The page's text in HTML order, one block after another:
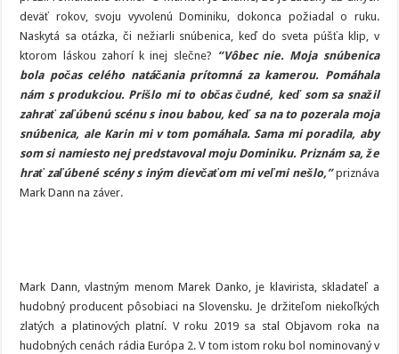
deväť rokov, svoju vyvolenú Dominiku, dokonca požiadal o ruku.
Naskytá sa otázka, či nežiarli snúbenica, keď do sveta púšťa klip, v
ktorom láskou zahorí k inej slečne? “Vôbec nie. Moja snúbenica
bola počas celého natáčania prítomná za kamerou. Pomáhala
nám s produkciou. Prišlo mi to občas čudné, keď som sa snažil
zahrať zaľúbenú scénu s inou babou, keď sa na to pozerala moja
snúbenica, ale Karin mi v tom pomáhala. Sama mi poradila, aby
som si namiesto nej predstavoval moju Dominiku. Priznám sa, že
hrať zaľúbené scény s iným dievčaťom mi veľmi nešlo,”priznáva
Mark Dann na záver.
Mark Dann, vlastným menom Marek Danko, je klavirista, skladateľ a
hudobný producent pôsobiaci na Slovensku. Je držiteľom niekoľkých
zlatých a platinových platní. V roku 2019 sa stal Objavom roka na
hudobných cenách rádia Európa 2. V tom istom roku bol nominovaný v